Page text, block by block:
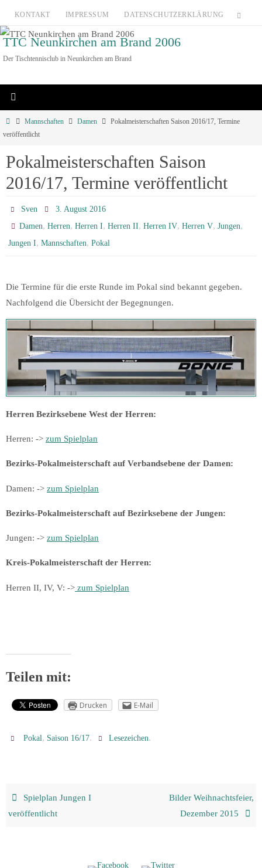
Zum
Inhalt
springen
KONTAKT IMPRESSUM DATENSCHUTZERKLÄRUNG
TTC Neunkirchen am Brand 2006
Der Tischtennisclub in Neunkirchen am Brand
HomeMannschaften Damen
Pokalmeisterschaften Saison 2016/17, Termine
veröffentlicht
Pokalmeisterschaften Saison
2016/17, Termine veröffentlicht
Sven
3. August 2016
Damen,Herren,Herren I,Herren II,Herren IV,Herren V,Jungen,
Jungen I, Mannschaften, Pokal
Die Termine für die erste Runde im Pokal sind bekannt gegeben.
Nachfolgend die Übersicht der Begegnungen.
Herren Bezirksebene West der Herren:
Herren: -> zum Spielplan
Bezirks-Pokalmeisterschaft auf Verbandsebene der Damen:
Damen: -> zum Spielplan
Bezirks-Pokalmeisterschaft auf Bezirksebene der Jungen:
Jungen: -> zum Spielplan
Kreis-Pokalmeisterschaft der Herren:
Herren II, IV, V: -> zum Spielplan
Teilen mit:
Drucken E-Mail
Pokal , Saison 16/17. Lesezeichen.
Spielplan Jungen I
veröffentlicht
Bilder Weihnachtsfeier,
Dezember 2015